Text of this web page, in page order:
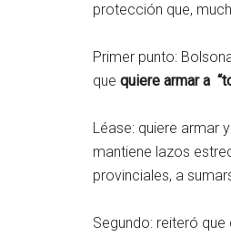
protección que,
Primer punto:
que quiere armar a
Léase: quiere armar
mantiene lazos
provinciales, a
Segundo: reiteró